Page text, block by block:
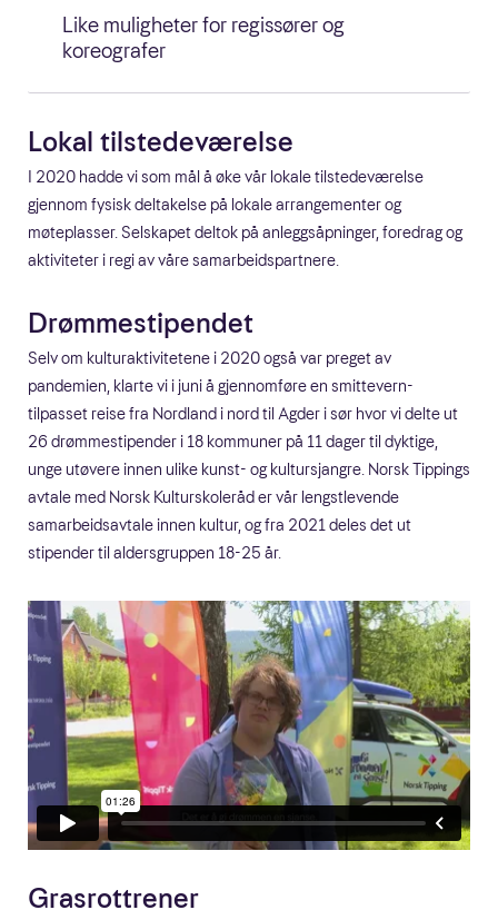
Like muligheter for regissører og
koreografer
Lokal tilstedeværelse
I 2020 hadde vi som mål å øke vår lokale tilstedeværelse
gjennom fysisk deltakelse på lokale arrangementer og
møteplasser. Selskapet deltok på anleggsåpninger, foredrag og
aktiviteter i regi av våre samarbeidspartnere.
Drømmestipendet
Selv om kulturaktivitetene i 2020 også var preget av
pandemien, klarte vi i juni å gjennomføre en smittevern-
tilpasset reise fra Nordland i nord til Agder i sør hvor vi delte ut
26 drømmestipender i 18 kommuner på 11 dager til dyktige,
unge utøvere innen ulike kunst- og kultursjangre. Norsk Tippings
avtale med Norsk Kulturskoleråd er vår lengstlevende
samarbeidsavtale innen kultur, og fra 2021 deles det ut
stipender til aldersgruppen 18-25 år.
Grasrottrener